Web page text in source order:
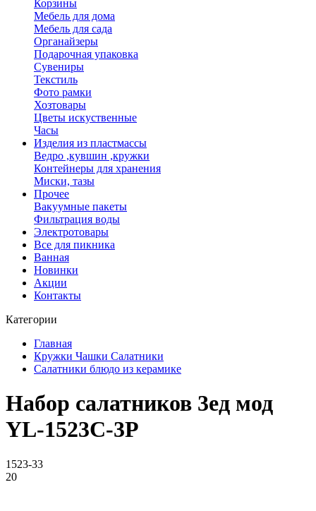
Корзины
Мебель для дома
Мебель для сада
Органайзеры
Подарочная упаковка
Сувениры
Текстиль
Фото рамки
Хозтовары
Цветы искуственные
Часы
Изделия из пластмассы
Ведро ,кувшин ,кружки
Контейнеры для хранения
Миски, тазы
Прочее
Вакуумные пакеты
Фильтрация воды
Электротовары
Все для пикника
Ванная
Новинки
Акции
Контакты
Категории
Главная
Кружки Чашки Салатники
Салатники блюдо из керамике
Набор салатников 3ед мод
YL-1523C-3P
1523-33
20